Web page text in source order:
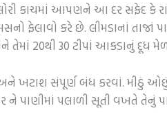
કાચમાં આપણને આ દર સફેદ કે
ફેલાવો કરે છે. લીમડાનાં તાજાં
તેમાં 20થી 30 ટીપાં આકડાનું
ખટાશ સંપૂર્ણ બંધ કરવાં. મીઠું ઓછું
ને પાણીમાં પલાળી સૂતી વખતે તેનું